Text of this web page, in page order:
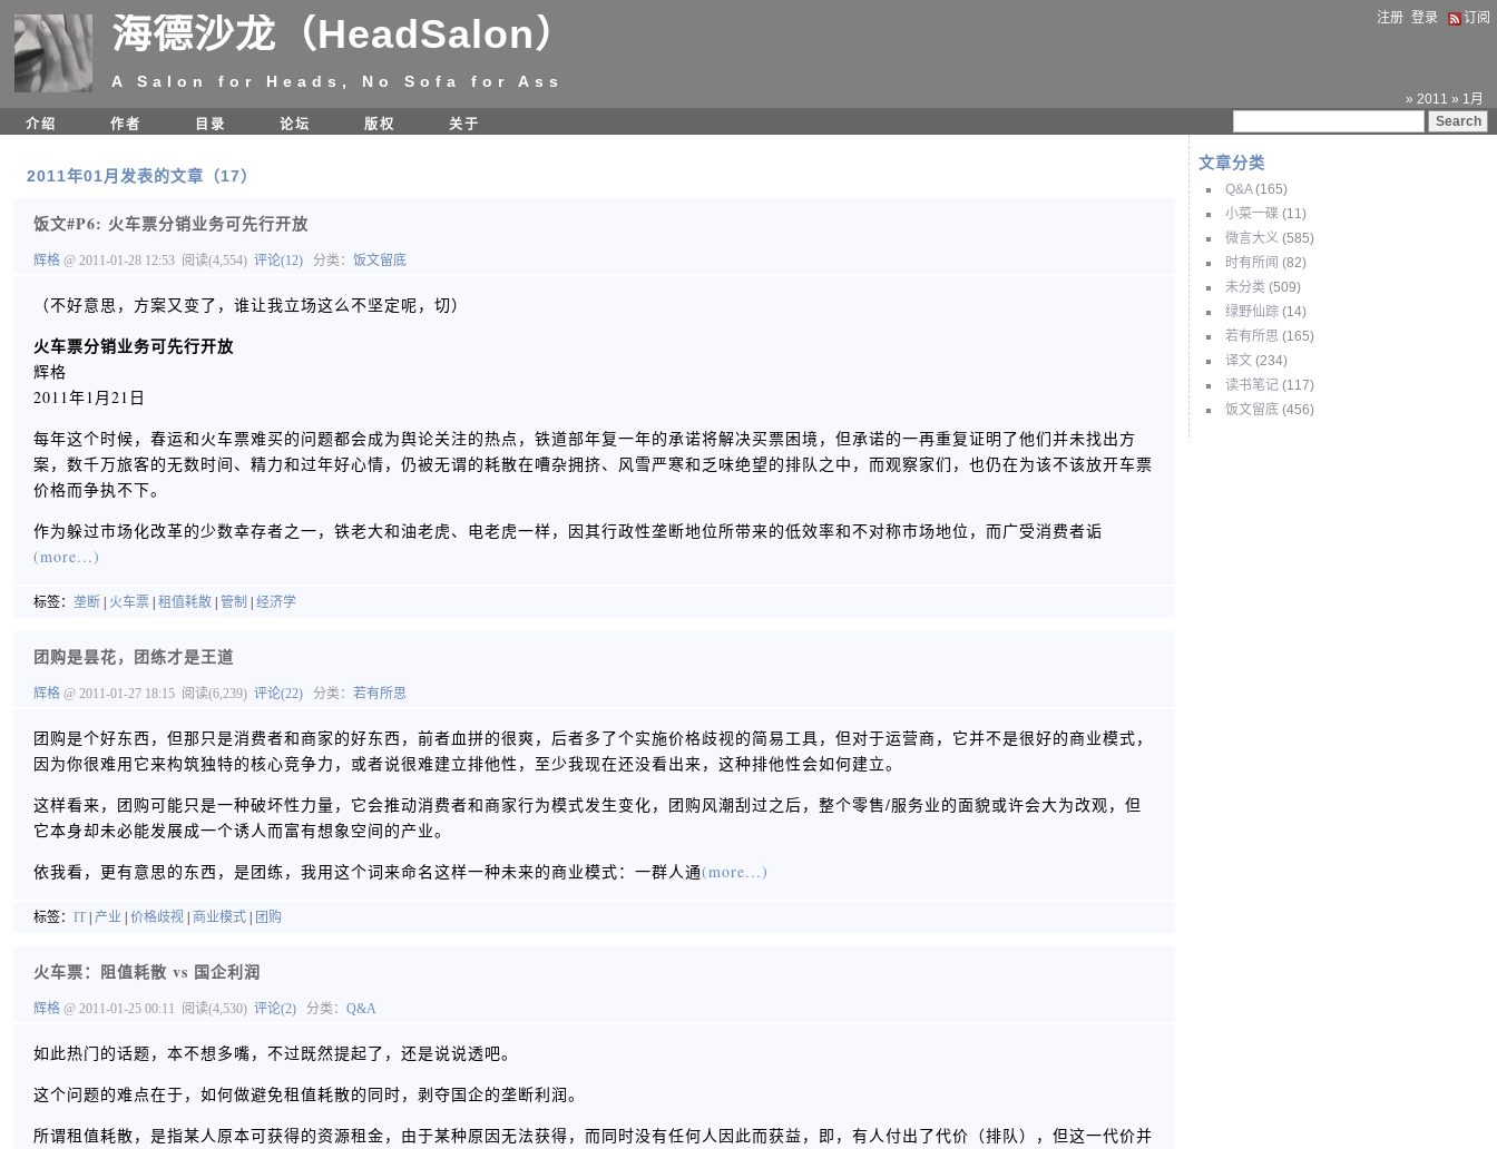
海德沙龙（HeadSalon）
A Salon for Heads, No Sofa for Ass
注册 登录 订阅
» 2011 » 1月
介绍
作者 目录 论坛 版权 关于
文章分类
Q&A(165)
小菜一碟 (11)
微言大义 (585)
时有所闻 (82)
未分类 (509)
绿野仙踪 (14)
若有所思 (165)
译文 (234)
读书笔记 (117)
饭文留底 (456)
2011年01月发表的文章（17）
饭文#P6: 火车票分销业务可先行开放
辉格 @ 2011-01-28 12:53 阅读(4,554) 评论(12) 分类： 饭文留底
（不好意思，方案又变了，谁让我立场这么不坚定呢，切）
火车票分销业务可先行开放
辉格
2011年1月21日
每年这个时候，春运和火车票难买的问题都会成为舆论关注的热点，铁道部年复一年的承诺将解决买票困境，但承诺的一再重复证明了他们并未找出方
案，数千万旅客的无数时间、精力和过年好心情，仍被无谓的耗散在嘈杂拥挤、风雪严寒和乏味绝望的排队之中，而观察家们，也仍在为该不该放开车票
价格而争执不下。
作为躲过市场化改革的少数幸存者之一，铁老大和油老虎、电老虎一样，因其行政性垄断地位所带来的低效率和不对称市场地位，而广受消费者诟
(more...)
标签： 垄断 火车票 租值耗散 管制 经济学
团购是昙花，团练才是王道
辉格 @ 2011-01-27 18:15 阅读(6,239) 评论(22) 分类： 若有所思
团购是个好东西，但那只是消费者和商家的好东西，前者血拼的很爽，后者多了个实施价格歧视的简易工具，但对于运营商，它并不是很好的商业模式，
因为你很难用它来构筑独特的核心竞争力，或者说很难建立排他性，至少我现在还没看出来，这种排他性会如何建立。
这样看来，团购可能只是一种破坏性力量，它会推动消费者和商家行为模式发生变化，团购风潮刮过之后，整个零售/服务业的面貌或许会大为改观，但
它本身却未必能发展成一个诱人而富有想象空间的产业。
依我看，更有意思的东西，是团练，我用这个词来命名这样一种未来的商业模式：一群人通(more...)
标签： IT 产业 价格歧视 商业模式 团购
火车票：阻值耗散 vs 国企利润
辉格 @ 2011-01-25 00:11 阅读(4,530) 评论(2) 分类： Q&A
如此热门的话题，本不想多嘴，不过既然提起了，还是说说透吧。
这个问题的难点在于，如何做避免租值耗散的同时，剥夺国企的垄断利润。
所谓租值耗散，是指某人原本可获得的资源租金，由于某种原因无法获得，而同时没有任何人因此而获益，即，有人付出了代价（排队），但这一代价并